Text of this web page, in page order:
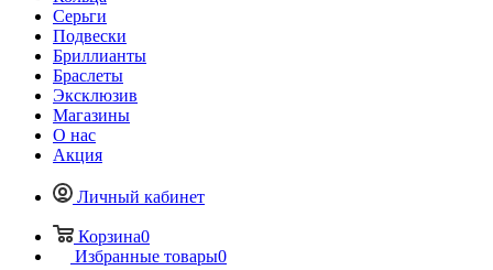
Серьги
Подвески
Бриллианты
Браслеты
Эксклюзив
Магазины
О нас
Акция
Личный кабинет
Корзина0
Избранные товары0